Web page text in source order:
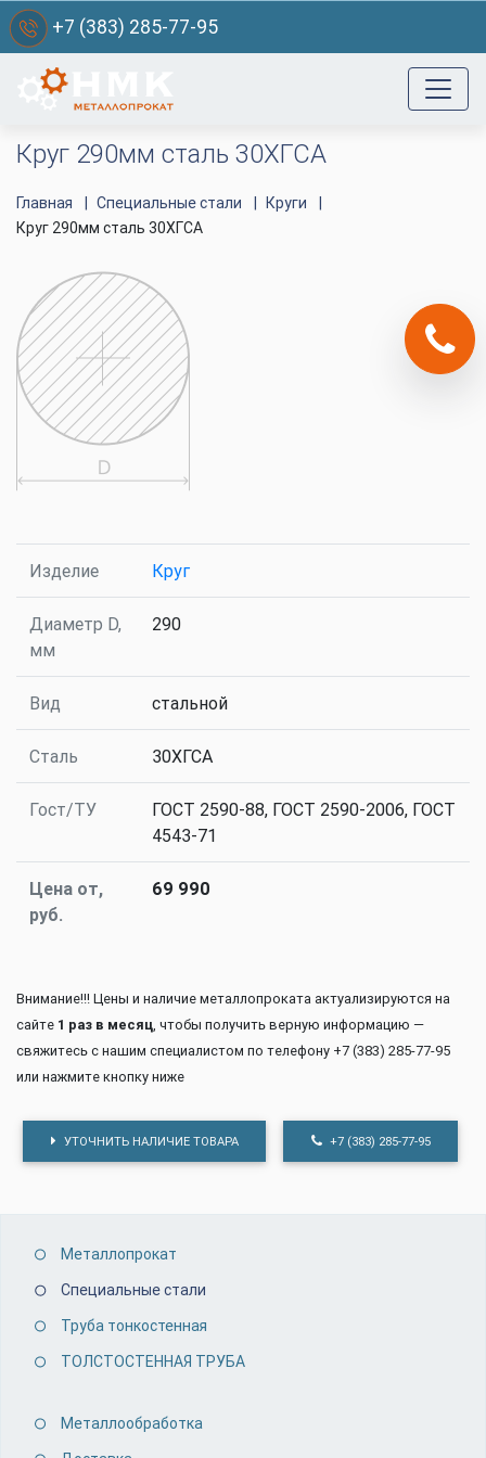
+7 (383) 285-77-95
Круг 290мм сталь 30ХГСА
Главная Специальные стали
Круги
Круг 290мм сталь 30ХГСА
Изделие Круг
Диаметр D,
мм
290
Вид стальной
Сталь 30ХГСА
Гост/ТУ
ГОСТ 2590-88, ГОСТ 2590-2006, ГОСТ
4543-71
Цена от,
руб.
69 990
Внимание!!! Цены и наличие металлопроката актуализируются на
сайте 1 раз в месяц, чтобы получить верную информацию —
свяжитесь с нашим специалистом по телефону +7 (383) 285-77-95
или нажмите кнопку ниже
УТОЧНИТЬ НАЛИЧИЕ ТОВАРА +7 (383) 285-77-95
Металлопрокат
Специальные стали
Труба тонкостенная
ТОЛСТОСТЕННАЯ ТРУБА
Металлообработка